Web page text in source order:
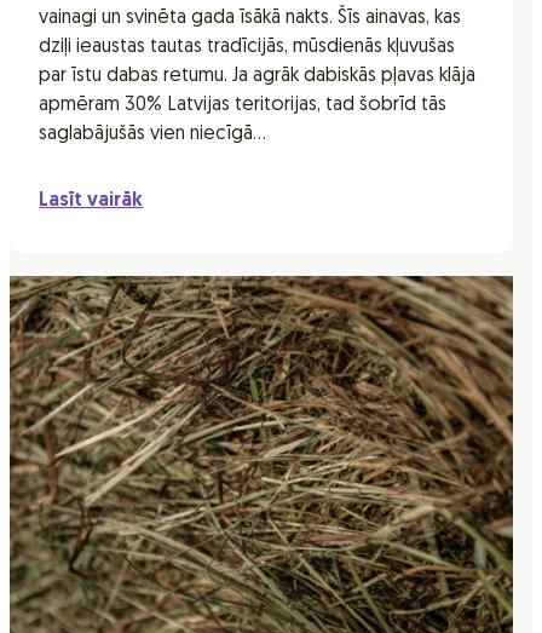
vainagi un svinēta gada īsākā nakts. Šīs ainavas, kas
dziļi ieaustas tautas tradīcijās, mūsdienās kļuvušas
par īstu dabas retumu. Ja agrāk dabiskās pļavas klāja
apmēram 30% Latvijas teritorijas, tad šobrīd tās
saglabājušās vien niecīgā…
Lasīt vairāk